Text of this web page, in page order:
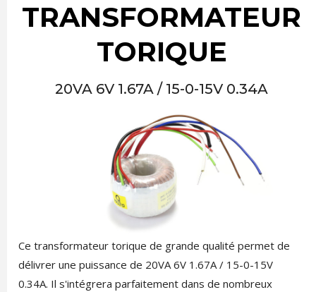
TRANSFORMATEUR
TORIQUE
20VA 6V 1.67A / 15-0-15V 0.34A
Ce transformateur torique de grande qualité permet de
délivrer une puissance de 20VA 6V 1.67A / 15-0-15V
0.34A. Il s'intégrera parfaitement dans de nombreux